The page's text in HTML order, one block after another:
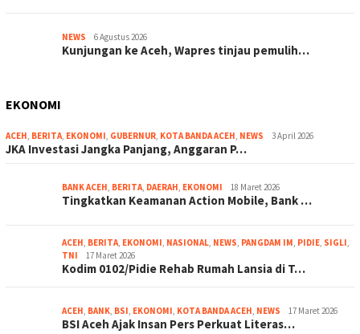
NEWS 6 Agustus 2026
Kunjungan ke Aceh, Wapres tinjau pemulih…
EKONOMI
ACEH BERITA EKONOMI GUBERNUR KOTA BANDA ACEH NEWS 3 April 2026
JKA Investasi Jangka Panjang, Anggaran P…
BANK ACEH BERITA DAERAH EKONOMI 18 Maret 2026
Tingkatkan Keamanan Action Mobile, Bank …
ACEH BERITA EKONOMI NASIONAL NEWS PANGDAM IM PIDIE SIGLI
TNI
17 Maret 2026
Kodim 0102/Pidie Rehab Rumah Lansia di T…
ACEH BANK BSI EKONOMI KOTA BANDA ACEH NEWS 17 Maret 2026
BSI Aceh Ajak Insan Pers Perkuat Literas…